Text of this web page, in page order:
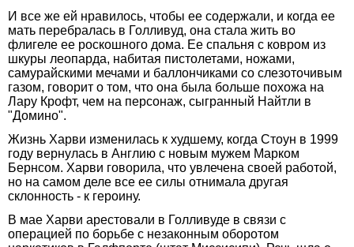
И все же ей нравилось, чтобы ее содержали, и когда ее
мать перебралась в Голливуд, она стала жить во
флигеле ее роскошного дома. Ее спальня с ковром из
шкуры леопарда, набитая пистолетами, ножами,
самурайскими мечами и баллончиками со слезоточивым
газом, говорит о том, что она была больше похожа на
Лару Крофт, чем на персонаж, сыгранный Найтли в
"Домино".
Жизнь Харви изменилась к худшему, когда Стоун в 1999
году вернулась в Англию с новым мужем Марком
Бернсом. Харви говорила, что увлечена своей работой,
но на самом деле все ее силы отнимала другая
склонность - к героину.
В мае Харви арестовали в Голливуде в связи с
операцией по борьбе с незаконным оборотом